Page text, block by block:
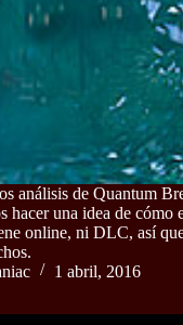
análisis de Quantum
hacer una idea de cómo
online, ni DLC, así
1 abril, 2016